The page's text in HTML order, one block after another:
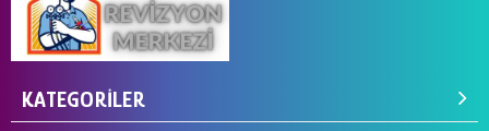
KATEGORILER